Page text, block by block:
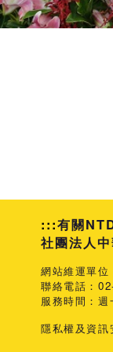
:::有關
社團法人
網站維運單
聯絡電話：
服務時間：
隱私權及資訊